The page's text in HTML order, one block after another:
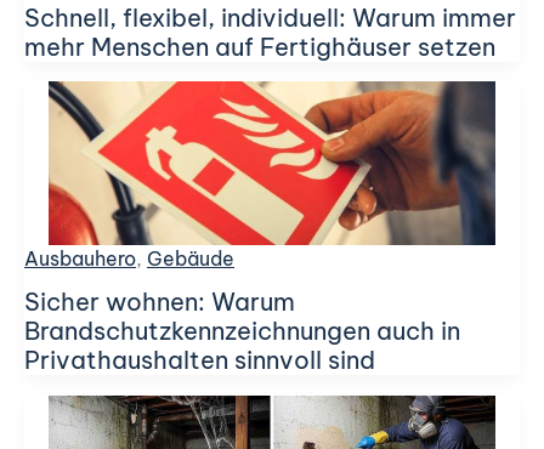
Schnell, flexibel, individuell: Warum immer
mehr Menschen auf Fertighäuser setzen
Ausbauhero, Gebäude
Sicher wohnen: Warum
Brandschutzkennzeichnungen auch in
Privathaushalten sinnvoll sind